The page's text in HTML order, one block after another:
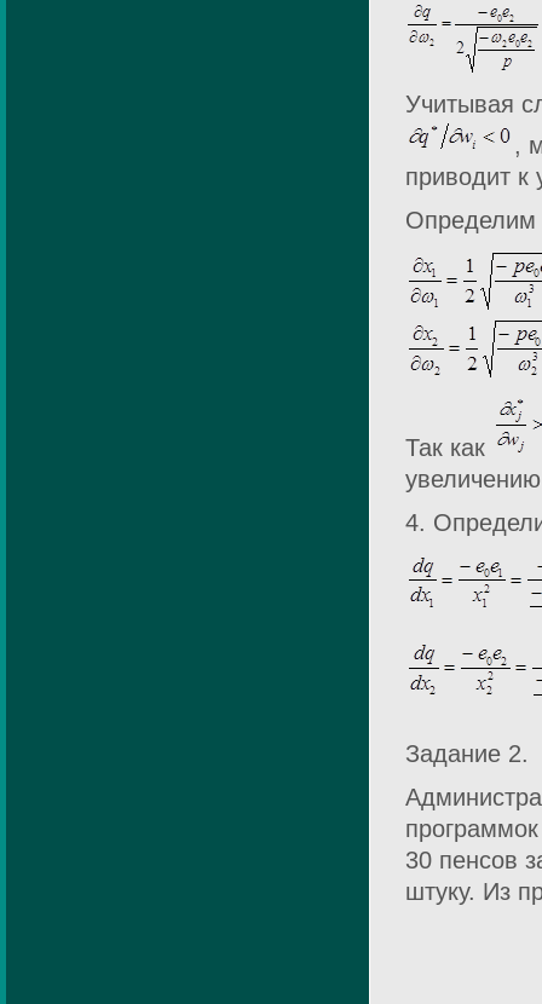
Учитывая
,
приводит к
Определим
Так как
4.
Задание 2.
30 пенсов
штуку. Из